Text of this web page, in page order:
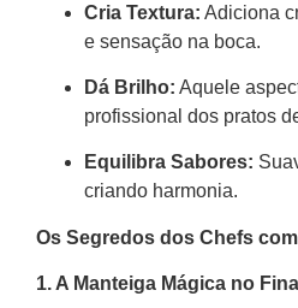
Cria Textura: Adiciona
e sensação na boca.
Dá Brilho: Aquele
profissional dos pratos
Equilibra Sabores:
criando harmonia.
Os Segredos dos Chefs
1. A Manteiga Mágica no Final